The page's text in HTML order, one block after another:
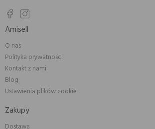
Amisell
O nas
Polityka prywatności
Kontakt z nami
Blog
Ustawienia plików cookie
Zakupy
Dostawa